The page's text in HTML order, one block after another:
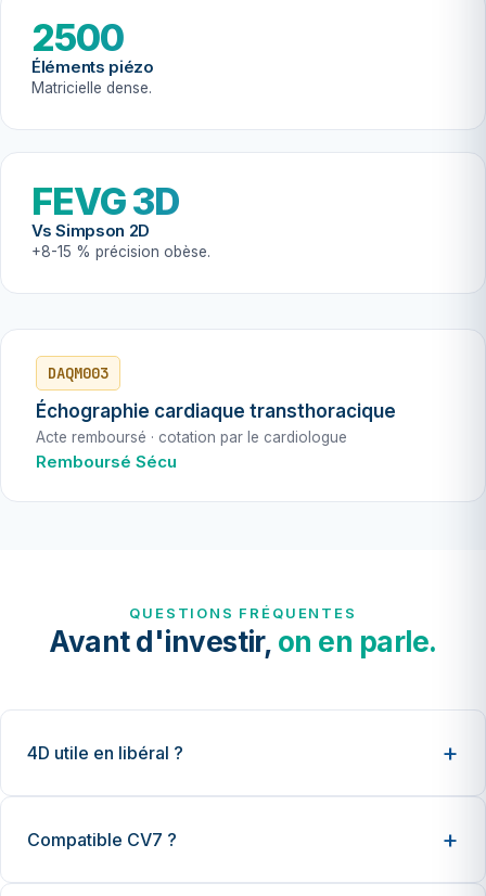
2500
Éléments piézo
Matricielle dense.
FEVG 3D
Vs Simpson 2D
+8-15 % précision obèse.
DAQM003
Échographie cardiaque transthoracique
Acte remboursé · cotation par le cardiologue
Remboursé Sécu
QUESTIONS FRÉQUENTES
Avant d'investir, on en parle.
4D utile en libéral ?
Compatible CV7 ?